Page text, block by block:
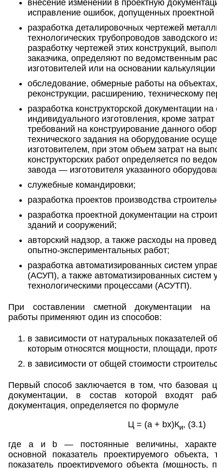
внесение изменений в проектную
исправление ошибок, допущенных проектной
разработка деталировочных чертежей
технологических трубопроводов заводского
разработку чертежей этих конструкций,
заказчика, определяют по ведомственным
изготовителей или на основании калькуляции
обследование, обмерные работы на
реконструкции, расширению, техническому
разработка конструкторской документации
индивидуального изготовления, кроме
требований на конструирование данного
технического задания на оборудование
изготовителем, при этом объем затрат на
конструкторских работ определяется по
завода — изготовителя указанного
служебные командировки;
разработка проектов производства
разработка проектной документации на
зданий и сооружений;
авторский надзор, а также расходы на
опытно-экспериментальных работ;
разработка автоматизированных систем
(АСУП), а также автоматизированных систем
технологическими процессами (АСУТП).
При составлении сметной документации на
работы применяют один из способов:
в зависимости от натуральных показателей
которым относятся мощности, площади,
в зависимости от общей стоимости
Первый способ заключается в том, что базовая
документации, в состав которой входят
документация, определяется по формуле
Ц = (а + bх)Ки, (3.1)
где а и b — постоянные величины,
основной показатель проектируемого
показатель проектируемого объекта (мощность,